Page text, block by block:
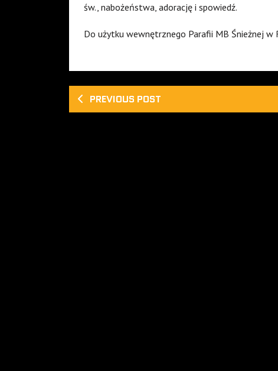
św., nabożeństwa, adorację i spowiedź.
Do użytku wewnętrznego Parafii MB Śnieżnej w
PREVIOUS POST